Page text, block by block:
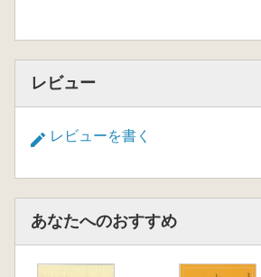
レビュー
レビューを書く
あなたへのおすすめ